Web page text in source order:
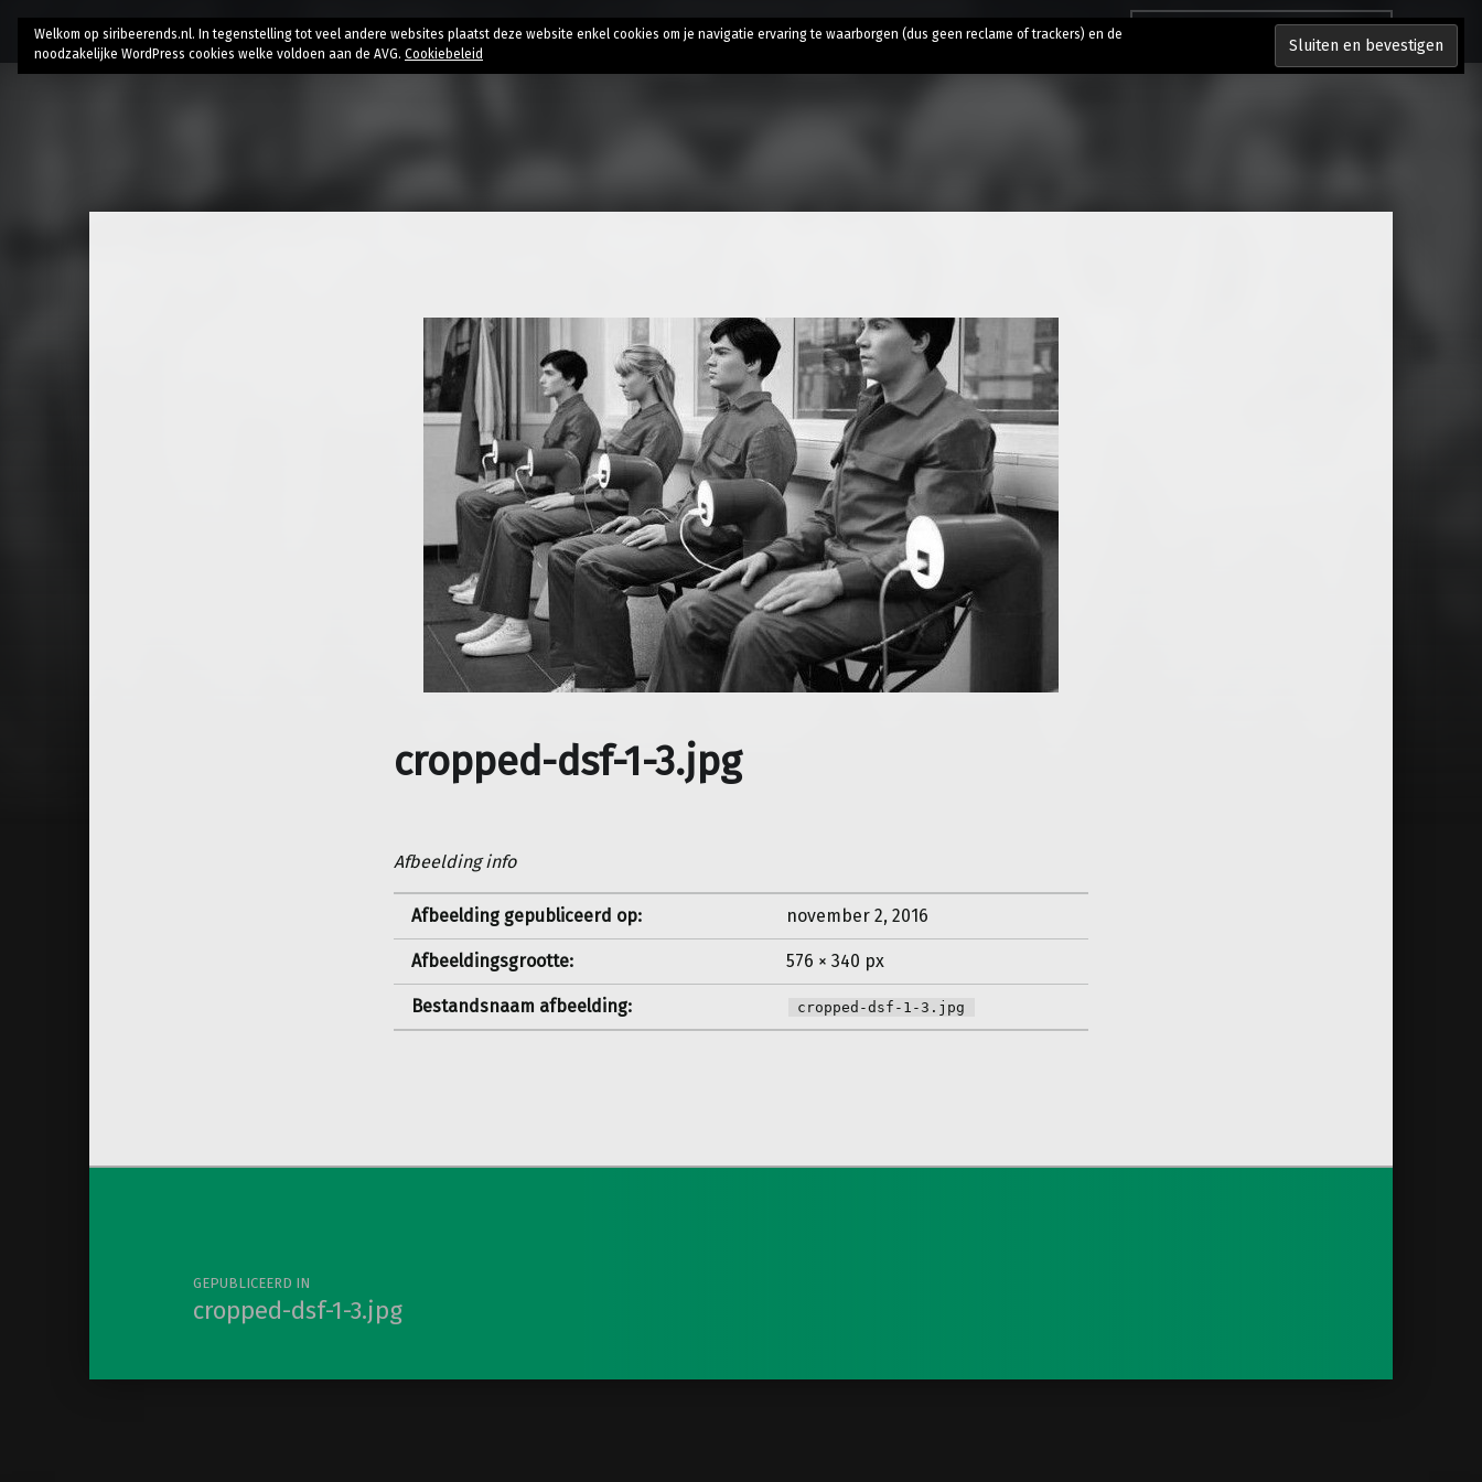
Zoeken naar:
Home
Bio Research AI // Authenticity Contact
cropped-dsf-1-3.jpg
Afbeelding info
Afbeelding gepubliceerd op: november 2, 2016
Afbeeldingsgrootte: 576 × 340 px
Bestandsnaam afbeelding: cropped-dsf-1-3.jpg
Berichtnavigatie
GEPUBLICEERD IN
cropped-dsf-1-3.jpg
Welkom op siribeerends.nl. In tegenstelling tot veel andere websites plaatst deze website enkel cookies om je navigatie ervaring te waarborgen (dus geen reclame of trackers) en de
noodzakelijke WordPress cookies welke voldoen aan de AVG. Cookiebeleid